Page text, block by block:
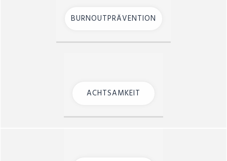
BURNOUTPRÄVENTION
ACHTSAMKEIT